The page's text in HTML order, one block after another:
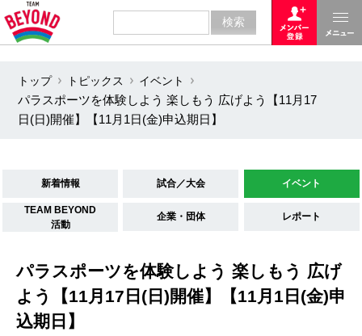
トップ トピックス
イベント
パラスポーツを体験しよう 楽しもう 広げよう【11月17
日(日)開催】【11月1日(金)申込期日】
新着情報 試合／大会 イベント
TEAM BEYOND
活動
企業・団体 レポート
パラスポーツを体験しよう 楽しもう 広げ
よう【11月17日(日)開催】【11月1日(金)申
込期日】